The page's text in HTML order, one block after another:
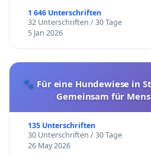
1 646 Unterschriften
32 Unterschriften / 30 Tage
5 Jan 2026
🐾 Für eine Hundewiese in
Gemeinsam für
135 Unterschriften
30 Unterschriften / 30 Tage
26 May 2026